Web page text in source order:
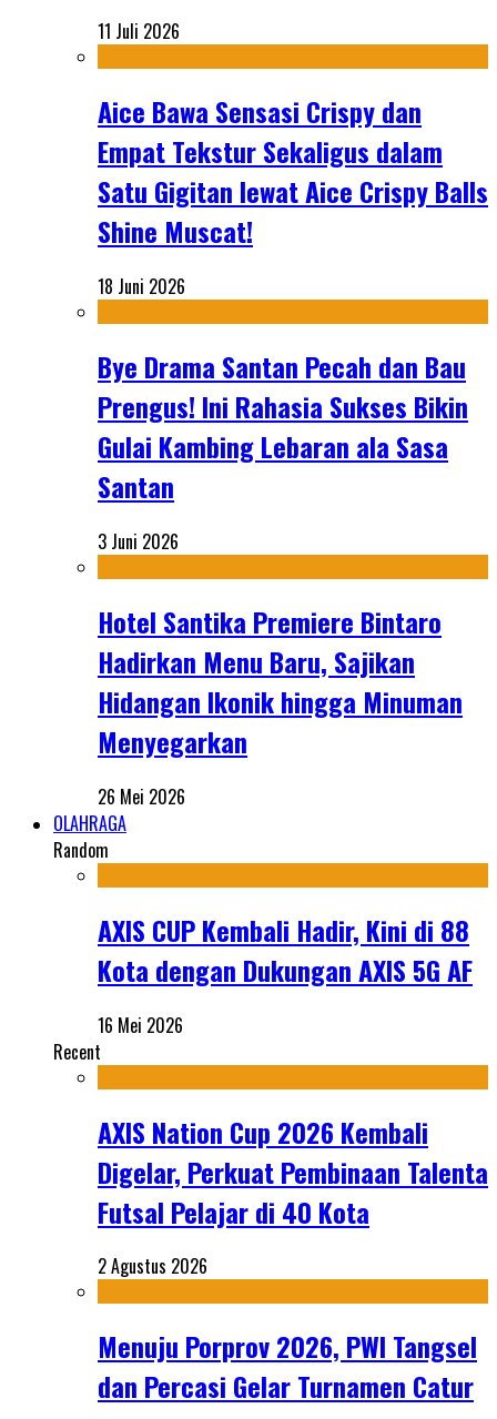
11 Juli 2026
Aice Bawa Sensasi Crispy dan
Empat Tekstur Sekaligus dalam
Satu Gigitan lewat Aice Crispy Balls
Shine Muscat!
18 Juni 2026
Bye Drama Santan Pecah dan Bau
Prengus! Ini Rahasia Sukses Bikin
Gulai Kambing Lebaran ala Sasa
Santan
3 Juni 2026
Hotel Santika Premiere Bintaro
Hadirkan Menu Baru, Sajikan
Hidangan Ikonik hingga Minuman
Menyegarkan
26 Mei 2026
OLAHRAGA
Random
AXIS CUP Kembali Hadir, Kini di 88
Kota dengan Dukungan AXIS 5G AF
16 Mei 2026
Recent
AXIS Nation Cup 2026 Kembali
Digelar, Perkuat Pembinaan Talenta
Futsal Pelajar di 40 Kota
2 Agustus 2026
Menuju Porprov 2026, PWI Tangsel
dan Percasi Gelar Turnamen Catur